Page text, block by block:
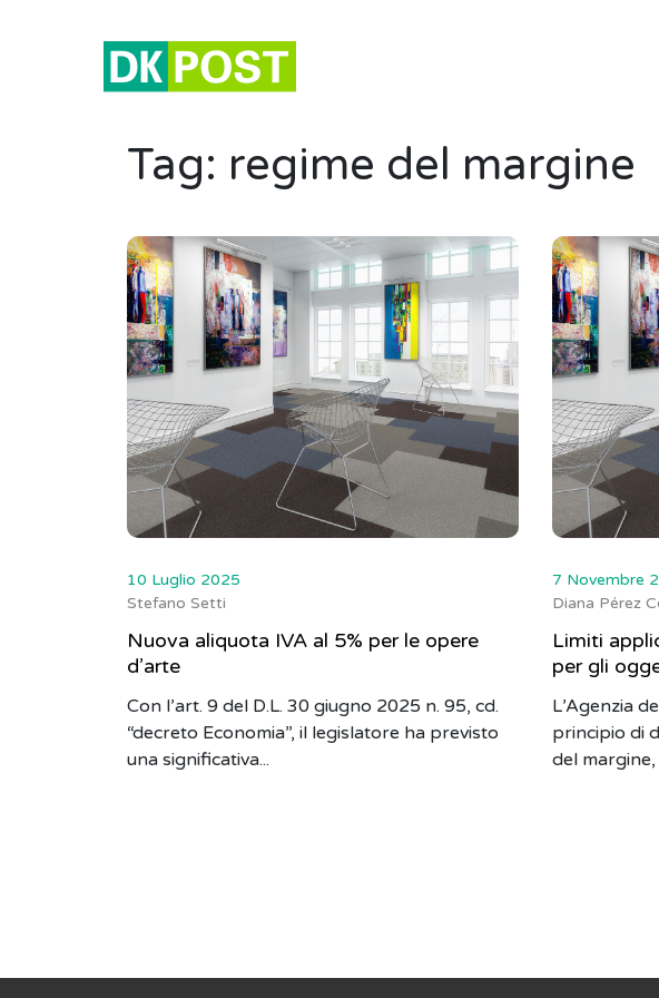
Tag: regime del margine
10 Luglio 2025
Stefano Setti
Nuova aliquota IVA al 5% per le opere
d’arte
Con l’art. 9 del D.L. 30 giugno 2025 n. 95, cd.
“decreto Economia”, il legislatore ha previsto
una significativa...
7 Novembre
Diana Pérez
Limiti
per gli
L’Agenzia
principio di
del margine,